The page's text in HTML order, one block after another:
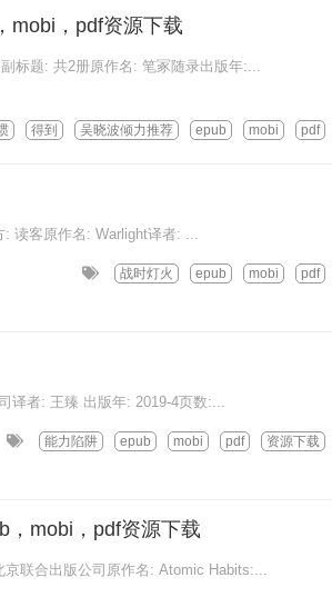
mobi，pdf资源下载
标题: 共2册原作名: 笔冢随录出版年:...
得到 吴晓波倾力推荐 epub mobi pdf
: 读客原作名: Warlight译者: ...
战时灯火 epub mobi pdf
译者: 王臻 出版年: 2019-4页数:...
能力陷阱 epub mobi pdf 资源下载
，mobi，pdf资源下载
联合出版公司原作名: Atomic Habits:...